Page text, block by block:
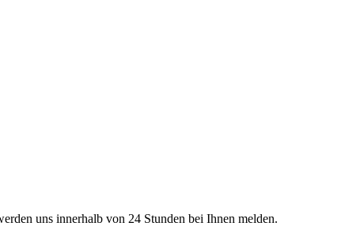
uns innerhalb von 24 Stunden bei Ihnen melden.